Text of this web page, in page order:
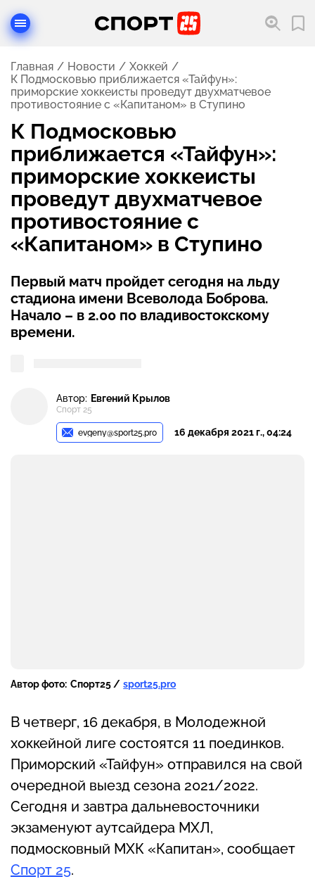
Главная Новости
Хоккей
К Подмосковью приближается «Тайфун»:
приморские хоккеисты проведут двухматчевое
противостояние с «Капитаном» в Ступино
К Подмосковью
приближается «Тайфун»:
приморские хоккеисты
проведут двухматчевое
противостояние с
«Капитаном» в Ступино
Первый матч пройдет сегодня на льду
стадиона имени Всеволода Боброва.
Начало – в 2.00 по владивостокскому
времени.
Автор: Евгений Крылов
Спорт 25
evgeny@sport25.pro 16 декабря 2021 г., 04:24
Автор фото: Спорт25 / sport25.pro
В четверг, 16 декабря, в Молодежной
хоккейной лиге состоятся 11 поединков.
Приморский «Тайфун» отправился на свой
очередной выезд сезона 2021/2022.
Сегодня и завтра дальневосточники
экзаменуют аутсайдера МХЛ,
подмосковный МХК «Капитан», сообщает
Спорт 25.